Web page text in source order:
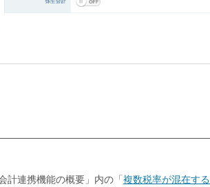
計連携機能の概要」内の「複数税率が混在す